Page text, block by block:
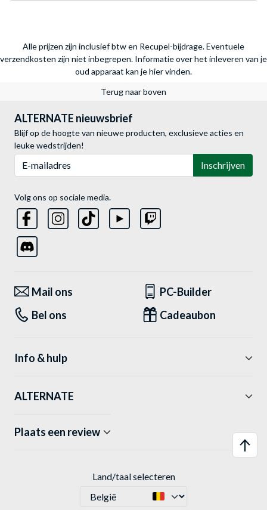
Alle prijzen zijn inclusief btw en Recupel-bijdrage. Eventuele
verzendkosten zijn niet inbegrepen. Informatie over het inleveren van je
oud apparaat kan je hier vinden.
Terug naar boven
ALTERNATE nieuwsbrief
Blijf op de hoogte van nieuwe producten, exclusieve acties en
leuke wedstrijden!
Inschrijven
Volg ons op sociale media.
Mail ons
PC-Builder
Bel ons
Cadeaubon
Info & hulp
ALTERNATE
Plaats een review
Land/taal selecteren